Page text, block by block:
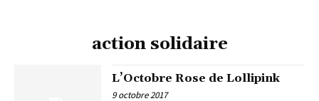
action solidaire
L’Octobre Rose de Lollipink
9 octobre 2017